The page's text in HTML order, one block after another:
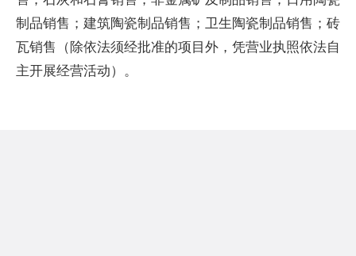
制品销售；建筑陶瓷制品销售；卫生陶瓷制品销售；砖
瓦销售（除依法须经批准的项目外，凭营业执照依法自
主开展经营活动）。